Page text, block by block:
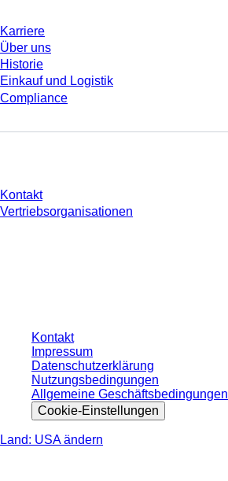
Karriere
Über uns
Historie
Einkauf und Logistik
Compliance
Kontakt
Vertriebsorganisationen
Kontakt
Impressum
Datenschutzerklärung
Nutzungsbedingungen
Allgemeine Geschäftsbedingungen
Cookie-Einstellungen
Land: USA ändern